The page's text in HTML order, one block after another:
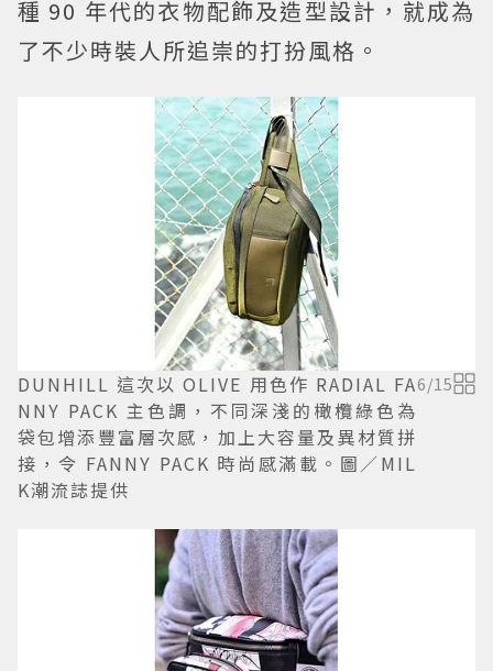
種 90 年代的衣物配飾及造型設計，就成為
了不少時裝人所追崇的打扮風格。
DUNHILL 這次以 OLIVE 用色作 RADIAL FA
NNY PACK 主色調，不同深淺的橄欖綠色為
袋包增添豐富層次感，加上大容量及異材質拼
接，令 FANNY PACK 時尚感滿載。圖／MIL
K潮流誌提供
6/15